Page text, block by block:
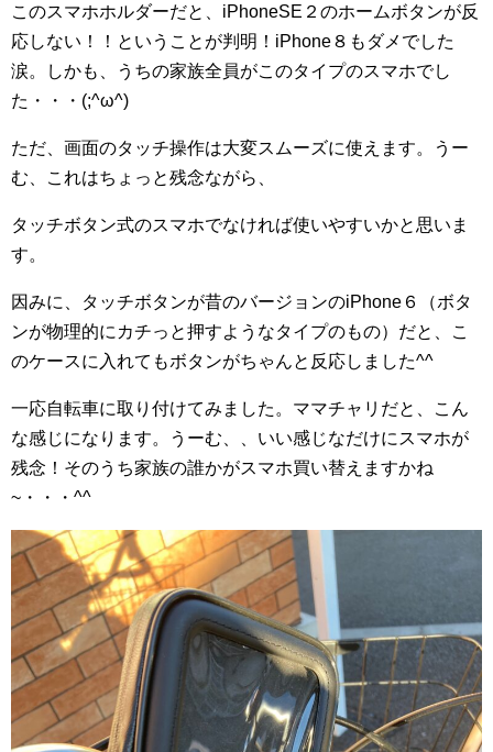
このスマホホルダーだと、iPhoneSE２のホームボタンが反
応しない！！ということが判明！iPhone８もダメでした
涙。しかも、うちの家族全員がこのタイプのスマホでし
た・・・(;^ω^)
ただ、画面のタッチ操作は大変スムーズに使えます。うー
む、これはちょっと残念ながら、
タッチボタン式のスマホでなければ使いやすいかと思いま
す。
因みに、タッチボタンが昔のバージョンのiPhone６（ボタ
ンが物理的にカチっと押すようなタイプのもの）だと、こ
のケースに入れてもボタンがちゃんと反応しました^^
一応自転車に取り付けてみました。ママチャリだと、こん
な感じになります。うーむ、、いい感じなだけにスマホが
残念！そのうち家族の誰かがスマホ買い替えますかね
~・・・^^